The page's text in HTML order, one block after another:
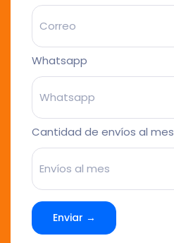
Whatsapp
Cantidad de envíos al mes
Enviar →